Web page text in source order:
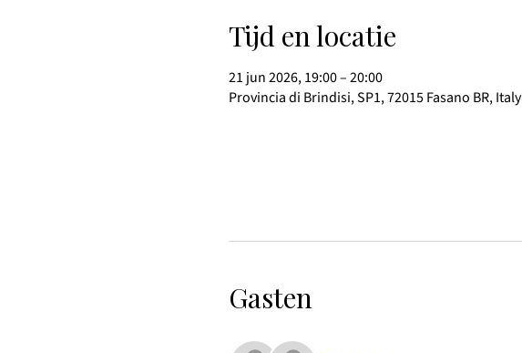
Tijd en locatie
21 jun 2026, 19:00 – 20:00
Provincia di Brindisi, SP1, 72015 Fasano BR, Italy
Gasten